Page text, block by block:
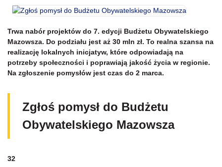
Trwa nabór projektów do 7. edycji Budżetu Obywatelskiego
Mazowsza. Do podziału jest aż 30 mln zł. To realna szansa na
realizację lokalnych inicjatyw, które odpowiadają na
potrzeby społeczności i poprawiają jakość życia w regionie.
Na zgłoszenie pomysłów jest czas do 2 marca.
Zgłoś pomysł do Budżetu
Obywatelskiego Mazowsza
32